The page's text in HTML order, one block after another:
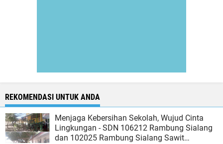
REKOMENDASI UNTUK ANDA
Menjaga Kebersihan Sekolah, Wujud Cinta
Lingkungan - SDN 106212 Rambung Sialang
dan 102025 Rambung Sialang Sawit